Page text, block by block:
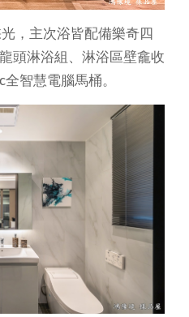
，主次浴皆配備樂奇四
頭淋浴組、淋浴區壁龕收
智慧電腦馬桶。